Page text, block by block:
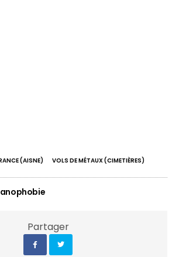
(AISNE) VOLS DE MÉTAUX (CIMETIÈRES)
Partager